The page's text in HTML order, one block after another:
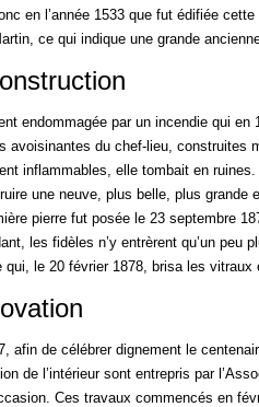
en l’année 1533 que fut édifiée
ce qui indique une grande
endommagée par un incendie qui en
avoisinantes du chef-lieu, construites
inflammables, elle tombait en
une neuve, plus belle, plus grande
pierre fut posée le 23 septembre
les fidèles n’y entrèrent qu’un
qui, le 20 février 1878, brisa les
afin de célébrer dignement le
de l’intérieur sont entrepris par
Ces travaux commencés en